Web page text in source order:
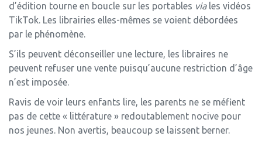
d’édition tourne en boucle sur les portables viales vidéos
TikTok. Les librairies elles-mêmes se voient débordées
par le phénomène.
S’ils peuvent déconseiller une lecture, les libraires ne
peuvent refuser une vente puisqu’aucune restriction d’âge
n’est imposée.
Ravis de voir leurs enfants lire, les parents ne se méfient
pas de cette « littérature » redoutablement nocive pour
nos jeunes. Non avertis, beaucoup se laissent berner.